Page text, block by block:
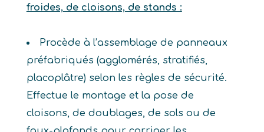
froides, de cloisons, de stands :
Procède à l’assemblage de panneaux
préfabriqués (agglomérés, stratifiés,
placoplâtre) selon les règles de sécurité.
Effectue le montage et la pose de
cloisons, de doublages, de sols ou de